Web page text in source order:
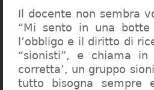
Il docente non sembra
“Mi sento in una
l’obbligo e il diritto di
“sionisti”, e chiama in
corretta’, un gruppo
tutto bisogna sempre